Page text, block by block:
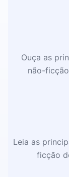
Ouça as
não-
Leia as
ficção